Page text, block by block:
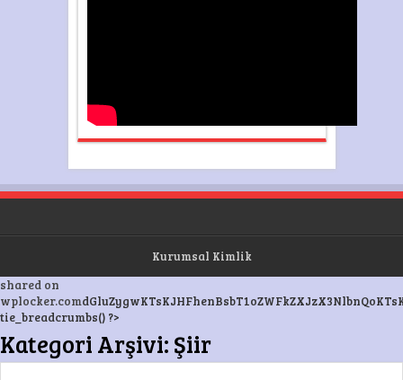
Kurumsal Kimlik
shared on
wplocker.com
tie_breadcrumbs() ?>
Kategori Arşivi: Şiir